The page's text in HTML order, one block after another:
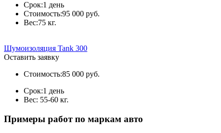
Срок:1 день
Стоимость:95 000 руб.
Вес:75 кг.
Шумоизоляция Tank 300
Оставить заявку
Стоимость:85 000 руб.
Срок:1 день
Вес: 55-60 кг.
Примеры работ по маркам авто